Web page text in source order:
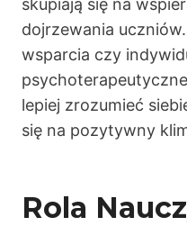
skupiają się na
dojrzewania
wsparcia czy
lepiej zrozumieć
się na pozytywny
Rola